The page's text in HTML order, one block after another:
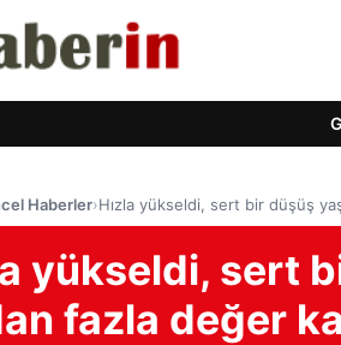
Haberler›Hızla yükseldi, sert bir düşüş
yükseldi, sert
fazla değer